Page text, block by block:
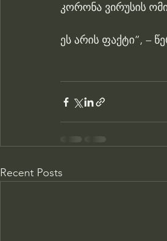
კორონა ვირუსის
ეს არის ფაქტი”, –
Recent Posts